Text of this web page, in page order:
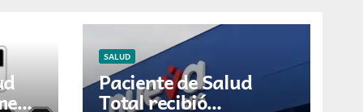
SALUD
Paciente de Salud
Total recibió